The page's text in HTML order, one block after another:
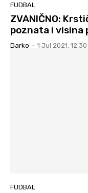
FUDBAL
ZVANIČNO:
poznata i visina
Darko - 1 Jul 2021. 12:30
FUDBAL